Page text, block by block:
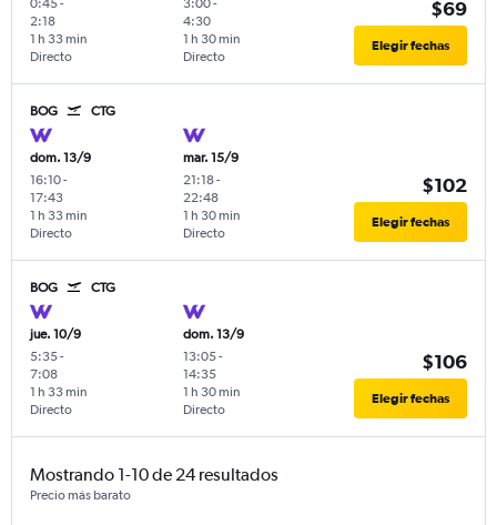
0:45-
2:18
Directo
1 h 33 min
3:00-
4:30
Directo
1 h 30 min
$69
Elegir fechas
BOG CTG
dom. 13/9
16:10-
17:43
Directo
1 h 33 min
mar. 15/9
21:18-
22:48
Directo
1 h 30 min
$102
Elegir fechas
BOG CTG
jue. 10/9
5:35-
7:08
Directo
1 h 33 min
dom. 13/9
13:05-
14:35
Directo
1 h 30 min
$106
Elegir fechas
Mostrando 1-10 de 24 resultados
Precio más barato